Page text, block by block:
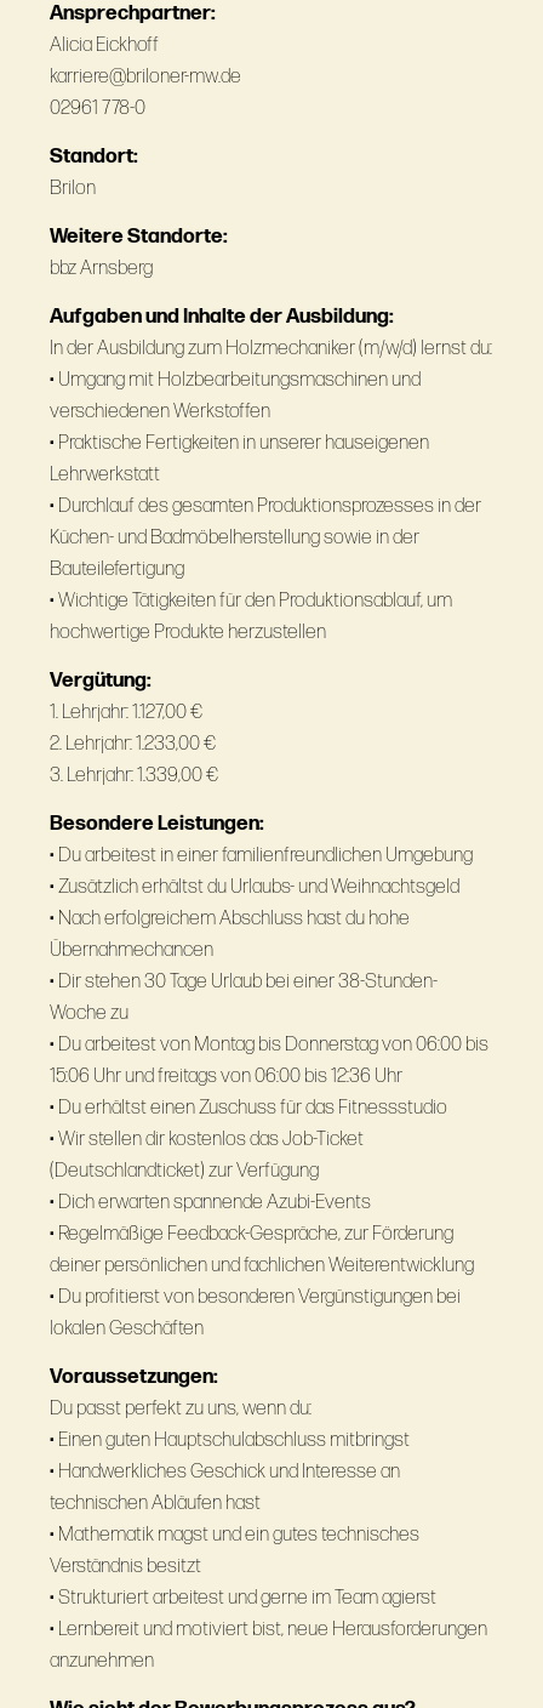
Ansprechpartner:
Alicia Eickhoff
karriere@briloner-mw.de
02961 778-0
Standort:
Brilon
Weitere Standorte:
bbz Arnsberg
Aufgaben und Inhalte der Ausbildung:
In der Ausbildung zum Holzmechaniker (m/w/d) lernst du:
• Umgang mit Holzbearbeitungsmaschinen und
verschiedenen Werkstoffen
• Praktische Fertigkeiten in unserer hauseigenen
Lehrwerkstatt
• Durchlauf des gesamten Produktionsprozesses in der
Küchen- und Badmöbelherstellung sowie in der
Bauteilefertigung
• Wichtige Tätigkeiten für den Produktionsablauf, um
hochwertige Produkte herzustellen
Vergütung:
1. Lehrjahr: 1.127,00 €
2. Lehrjahr: 1.233,00 €
3. Lehrjahr: 1.339,00 €
Besondere Leistungen:
• Du arbeitest in einer familienfreundlichen Umgebung
• Zusätzlich erhältst du Urlaubs- und Weihnachtsgeld
• Nach erfolgreichem Abschluss hast du hohe
Übernahmechancen
• Dir stehen 30 Tage Urlaub bei einer 38-Stunden-
Woche zu
• Du arbeitest von Montag bis Donnerstag von 06:00 bis
15:06 Uhr und freitags von 06:00 bis 12:36 Uhr
• Du erhältst einen Zuschuss für das Fitnessstudio
• Wir stellen dir kostenlos das Job-Ticket
(Deutschlandticket) zur Verfügung
• Dich erwarten spannende Azubi-Events
• Regelmäßige Feedback-Gespräche, zur Förderung
deiner persönlichen und fachlichen Weiterentwicklung
• Du profitierst von besonderen Vergünstigungen bei
lokalen Geschäften
Voraussetzungen:
Du passt perfekt zu uns, wenn du:
• Einen guten Hauptschulabschluss mitbringst
• Handwerkliches Geschick und Interesse an
technischen Abläufen hast
• Mathematik magst und ein gutes technisches
Verständnis besitzt
• Strukturiert arbeitest und gerne im Team agierst
• Lernbereit und motiviert bist, neue Herausforderungen
anzunehmen